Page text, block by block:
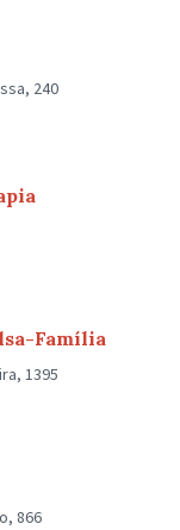
240
Família
1395
866